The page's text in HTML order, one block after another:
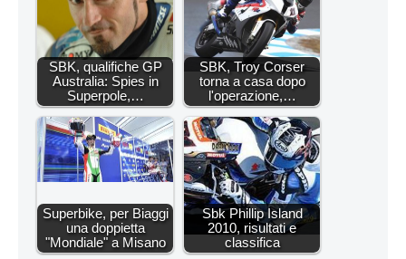
SBK, qualifiche GP
Australia: Spies in
Superpole,…
SBK, Troy Corser
torna a casa dopo
l'operazione,…
Superbike, per Biaggi
una doppietta
"Mondiale" a Misano
Sbk Phillip Island
2010, risultati e
classifica